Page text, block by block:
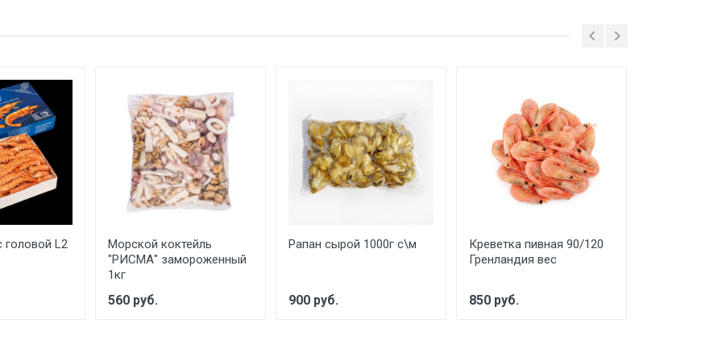
головой L2
Морской коктейль
"РИСМА" замороженный
1кг
560 руб.
Рапан сырой 1000г с\м
900 руб.
Креветка пивная 90/120
Гренландия вес
850 руб.